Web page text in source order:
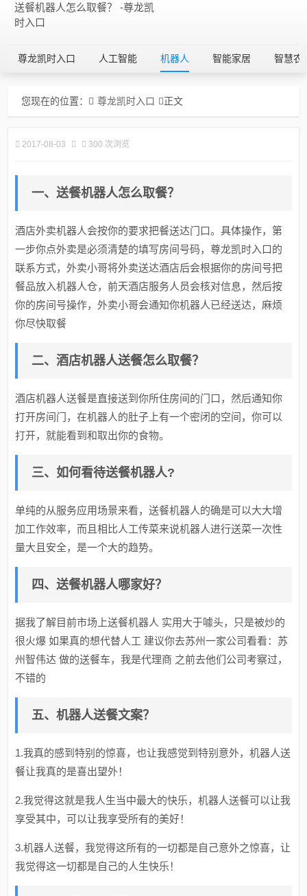
送餐机器人怎么取餐？ -尊龙凯
时入口
尊龙凯时入口 人工智能 机器人 智能家居 智慧农
您现在的位置： 尊龙凯时入口 正文
2017-08-03 300 次浏览
一、送餐机器人怎么取餐？
酒店外卖机器人会按你的要求把餐送达门口。具体操作，第
一步你点外卖是必须清楚的填写房间号码，尊龙凯时入口的
联系方式，外卖小哥将外卖送达酒店后会根据你的房间号把
餐品放入机器人仓，前天酒店服务人员会核对信息，然后按
你的房间号操作，外卖小哥会通知你机器人已经送达，麻烦
你尽快取餐
二、酒店机器人送餐怎么取餐？
酒店机器人送餐是直接送到你所住房间的门口，然后通知你
打开房间门，在机器人的肚子上有一个密闭的空间，你可以
打开，就能看到和取出你的食物。
三、如何看待送餐机器人?
单纯的从服务应用场景来看，送餐机器人的确是可以大大增
加工作效率，而且相比人工传菜来说机器人进行送菜一次性
量大且安全，是一个大的趋势。
四、送餐机器人哪家好？
据我了解目前市场上送餐机器人 实用大于噱头，只是被炒的
很火爆 如果真的想代替人工 建议你去苏州一家公司看看：苏
州智伟达 做的送餐车，我是代理商 之前去他们公司考察过，
不错的
五、机器人送餐文案？
1.我真的感到特别的惊喜，也让我感觉到特别意外，机器人送
餐让我真的是喜出望外！
2.我觉得这就是我人生当中最大的快乐，机器人送餐可以让我
享受其中，可以让我享受所有的美好！
3.机器人送餐，我觉得这所有的一切都是自己意外之惊喜，让
我觉得这一切都是自己的人生快乐！